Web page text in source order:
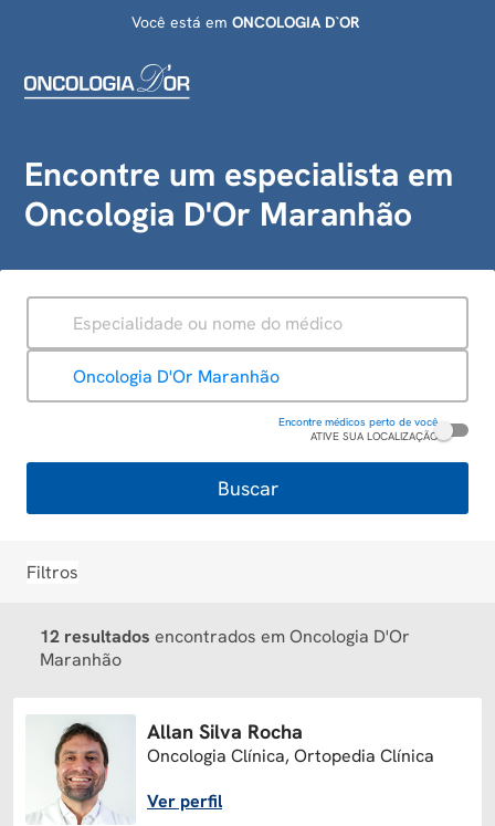
Você está em ONCOLOGIA D`OR
Encontre um especialista em
Oncologia D'Or Maranhão
ESPECIALIDADE
UNIDADE
Oncologia D'Or Maranhão
Encontre médicos perto de você
ATIVE SUA LOCALIZAÇÃO
Buscar
Filtros
12 resultados encontrados em Oncologia D'Or
Maranhão
Allan Silva Rocha
Oncologia Clínica, Ortopedia Clínica
Ver perfil